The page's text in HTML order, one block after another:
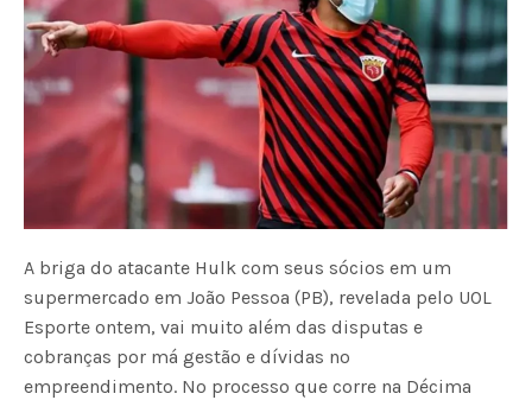
A briga do atacante Hulk com seus sócios em um
supermercado em João Pessoa (PB), revelada pelo UOL
Esporte ontem, vai muito além das disputas e
cobranças por má gestão e dívidas no
empreendimento. No processo que corre na Décima